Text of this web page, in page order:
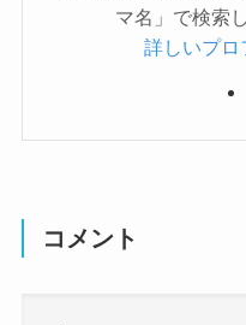
マ名」で検索
詳しいプロ
コメント